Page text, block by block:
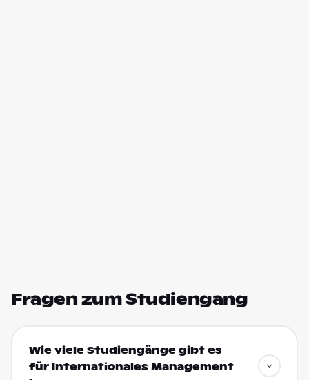
Fragen zum Studiengang
Wie viele Studiengänge gibt es
für Internationales Management